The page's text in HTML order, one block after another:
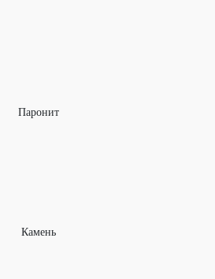
Паронит
Камень